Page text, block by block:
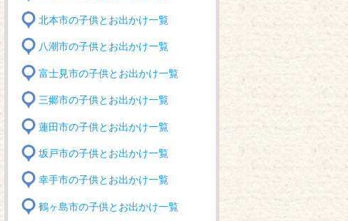
北本市の子供とお出かけ一覧
八潮市の子供とお出かけ一覧
富士見市の子供とお出かけ一覧
三郷市の子供とお出かけ一覧
蓮田市の子供とお出かけ一覧
坂戸市の子供とお出かけ一覧
幸手市の子供とお出かけ一覧
鶴ヶ島市の子供とお出かけ一覧